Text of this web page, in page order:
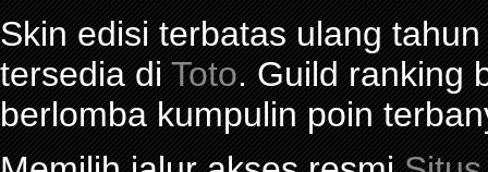
Skin edisi terbatas ulang
tersedia diToto. Guild ranking
berlomba kumpulin poin